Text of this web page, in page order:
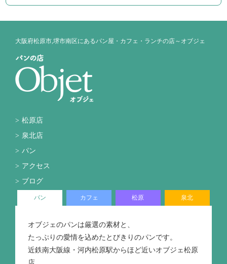
大阪府松原市,堺市南区にあるパン屋・カフェ・ランチの店～オブジェ
松原店
泉北店
パン
アクセス
ブログ
パン カフェ 松原 泉北
オブジェのパンは厳選の素材と、
たっぷりの愛情を込めたとびきりのパンです。
近鉄南大阪線・河内松原駅からほど近いオブジェ松原